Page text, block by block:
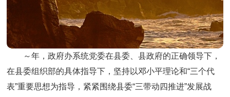
～年，政府办系统党委在县委、县政府的正确领导下，
在县委组织部的具体指导下，坚持以邓小平理论和“三个代
表”重要思想为指导，紧紧围绕县委“三带动四推进”发展战